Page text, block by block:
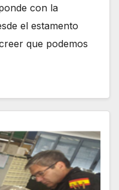
con la
el estamento
que podemos